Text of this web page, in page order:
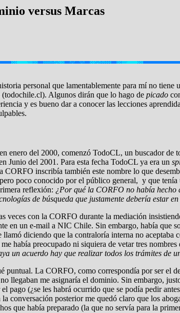
versus Marcas
personal que lamentablemente para mí no
Algunos dirán que lo hago de picado
y es bueno dar a conocer las lecciones
enero del 2000, comenzó TodoCL, un buscador
Junio del 2001. Para esta fecha TodoCL ya era un
CORFO inscribía también este nombre lo que
poco conocido por el público general, y que tenía
reflexión: ¿Por qué la CORFO no había hecho
de búsqueda que justamente debería estar
veces con la CORFO durante la mediación
en un e-mail a NIC Chile. Sin embargo, había que
diciendo que la contraloría interna no
había preocupado ni siquiera de vetar tres
un acuerdo hay que realizar todos los trámites de
puntual. La CORFO, como correspondía por ser el
llegaban me asignaría el dominio. Sin embargo,
pago (¿se les habrá ocurrido que se podía pedir
conversación posterior me quedó claro que los
que había preparado (la que no servía para la